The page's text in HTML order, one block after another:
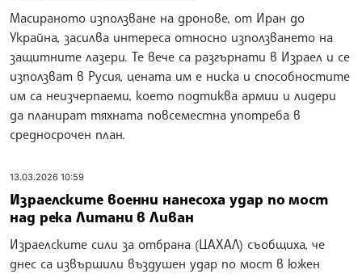
Масираното използване на дронове, от Иран до
Украйна, засилва интереса относно използването на
защитните лазери. Те вече са разгърнати в Израел и се
използват в Русия, цената им е ниска и способностите
им са неизчерпаеми, което подтиква армии и лидери
да планират тяхната повсеместна употреба в
средносрочен план.
13.03.2026 10:59
Израелските военни нанесоха удар по мост
над река Литани в Ливан
Израелските сили за отбрана (ЦАХАЛ) съобщиха, че
днес са извършили въздушен удар по мост в южен